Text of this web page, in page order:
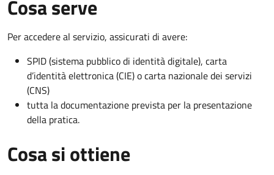
Cosa serve
Per accedere al servizio, assicurati di avere:
SPID (sistema pubblico di identità digitale), carta
d’identità elettronica (CIE) o carta nazionale dei servizi
(CNS)
tutta la documentazione prevista per la presentazione
della pratica.
Cosa si ottiene